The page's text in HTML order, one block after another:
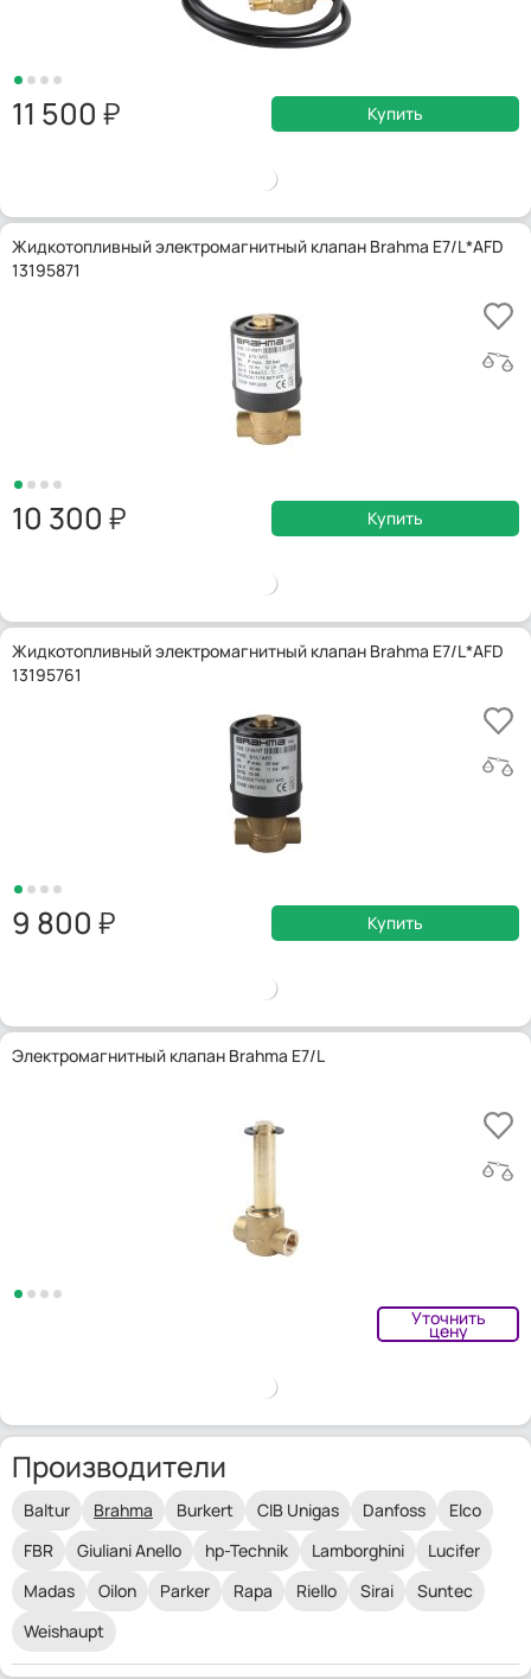
11 500 Купить
Жидкотопливный электромагнитный клапан Brahma E7/L*AFD
13195871
10 300 Купить
Жидкотопливный электромагнитный клапан Brahma E7/L*AFD
13195761
9 800 Купить
Электромагнитный клапан Brahma E7/L
Уточнить
цену
Производители
Baltur Brahma Burkert CIB Unigas Danfoss
Elco
FBR
Giuliani Anello hp-Technik Lamborghini
Lucifer
Madas
Oilon Parker Rapa Riello Sirai
Suntec
Weishaupt